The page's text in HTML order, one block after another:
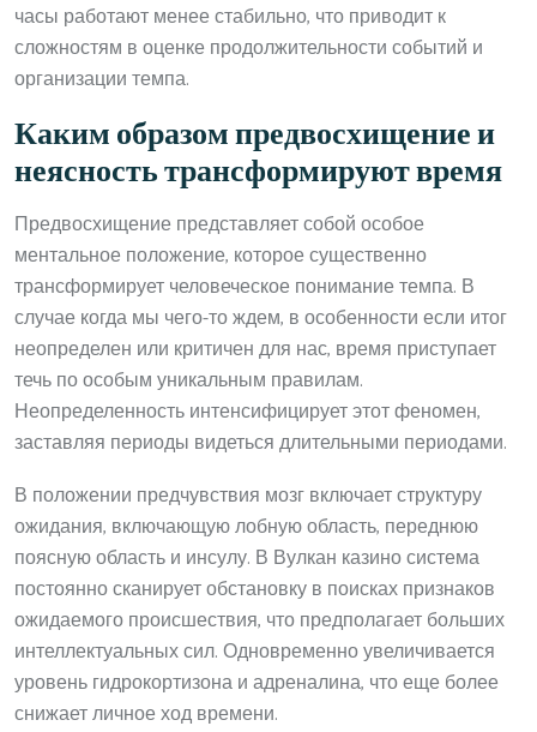
часы работают менее стабильно, что приводит к
сложностям в оценке продолжительности событий и
организации темпа.
Каким образом предвосхищение и
неясность трансформируют время
Предвосхищение представляет собой особое
ментальное положение, которое существенно
трансформирует человеческое понимание темпа. В
случае когда мы чего-то ждем, в особенности если итог
неопределен или критичен для нас, время приступает
течь по особым уникальным правилам.
Неопределенность интенсифицирует этот феномен,
заставляя периоды видеться длительными периодами.
В положении предчувствия мозг включает структуру
ожидания, включающую лобную область, переднюю
поясную область и инсулу. В Вулкан казино система
постоянно сканирует обстановку в поисках признаков
ожидаемого происшествия, что предполагает больших
интеллектуальных сил. Одновременно увеличивается
уровень гидрокортизона и адреналина, что еще более
снижает личное ход времени.